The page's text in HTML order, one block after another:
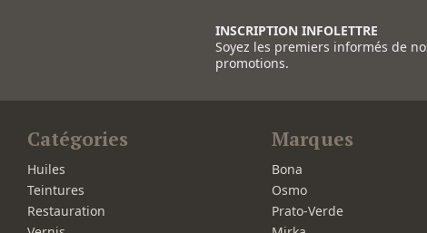
INSCRIPTION INFOLETTRE
Soyez les premiers informés de
promotions.
Catégories
Huiles
Teintures
Restauration
Marques
Bona
Osmo
Prato-Verde